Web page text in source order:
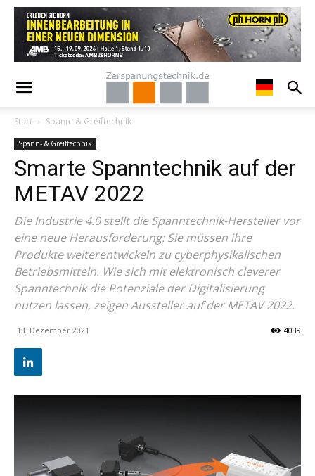
Start Spann- & Greiftechnik
Spann- & Greiftechnik
Smarte Spanntechnik auf der
METAV 2022
Die Industrie 4.0 stellt die Spanntechnik-Hersteller vor
eine neue Herausforderung: Sie müssen ihre
Produkte weiterentwickeln zu cyberphysikalischen
Betriebsmitteln. Wie sich mit elektronisch cleverer
Spanntechnik die Potenziale der Digitalisierung
nutzen lassen, zeigen Aussteller auf der METAV 2022.
13. Dezember 2021 4039